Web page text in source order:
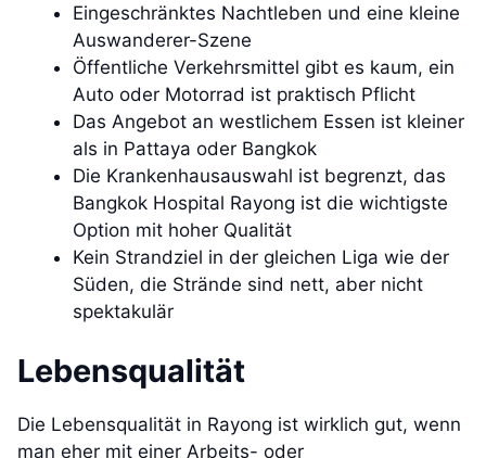
Eingeschränktes Nachtleben und eine kleine
Auswanderer-Szene
Öffentliche Verkehrsmittel gibt es kaum, ein
Auto oder Motorrad ist praktisch Pflicht
Das Angebot an westlichem Essen ist kleiner
als in Pattaya oder Bangkok
Die Krankenhausauswahl ist begrenzt, das
Bangkok Hospital Rayong ist die wichtigste
Option mit hoher Qualität
Kein Strandziel in der gleichen Liga wie der
Süden, die Strände sind nett, aber nicht
spektakulär
Lebensqualität
Die Lebensqualität in Rayong ist wirklich gut, wenn
man eher mit einer Arbeits- oder